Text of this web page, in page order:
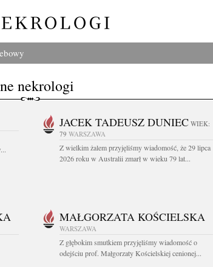
nekrologi
JACEK TADEUSZ DUNIEC WIEK:
79 WARSZAWA
Z wielkim żalem przyjęliśmy wiadomość, że 29 lipca
2026 roku w Australii zmarł w wieku 79 lat...
MAŁGORZATA KOŚCIELSKA
WARSZAWA
Z głębokim smutkiem przyjęliśmy wiadomość o
odejściu prof. Małgorzaty Kościelskiej cenionej...